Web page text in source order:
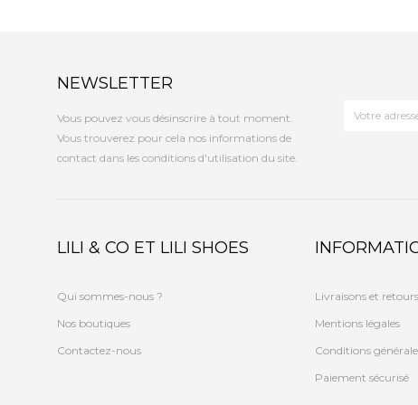
NEWSLETTER
Vous pouvez vous désinscrire à tout moment.
Vous trouverez pour cela nos informations de
contact dans les conditions d'utilisation du site.
LILI & CO ET LILI SHOES
Qui sommes-nous ?
Nos boutiques
Contactez-nous
Livraisons et retours
Mentions légales
Conditions
Paiement sécurisé